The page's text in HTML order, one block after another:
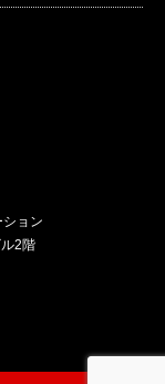
ョン
2階